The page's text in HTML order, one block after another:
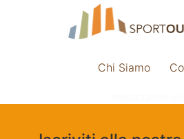
Chi Siamo